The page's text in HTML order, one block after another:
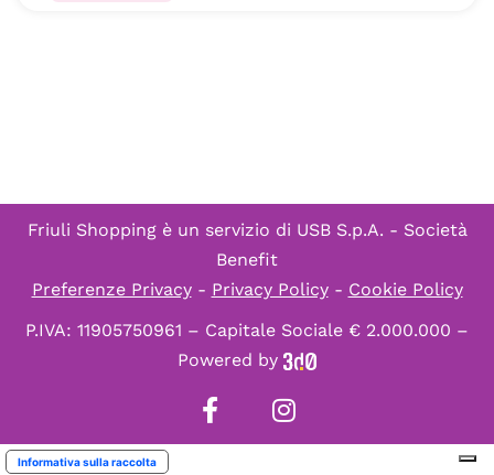
Friuli Shopping è un servizio di USB S.p.A. - Società
Benefit
Preferenze Privacy- Privacy Policy- Cookie Policy
P.IVA: 11905750961 – Capitale Sociale € 2.000.000 –
Powered by
Informativa sulla raccolta